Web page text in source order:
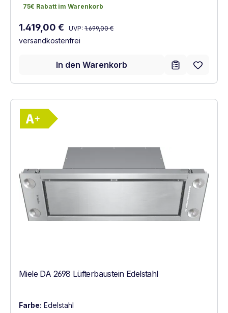
75€ Rabatt im Warenkorb
75€ Rabatt im Warenkorb
Verkaufspreis:
1.419,00 € Regulärer Preis:
UVP: 1.699,00 €
versandkostenfrei
In den Warenkorb
Miele DA 2698 Lüfterbaustein Edelstahl
Farbe: Edelstahl